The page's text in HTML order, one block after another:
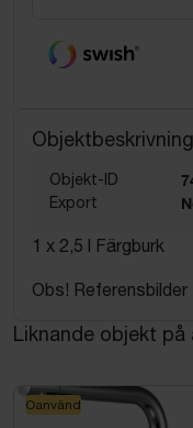
Objektbeskrivning
Objekt-ID
Export
1 x 2,5 l Färgburk
Obs!
Liknande objekt
Oanvänd